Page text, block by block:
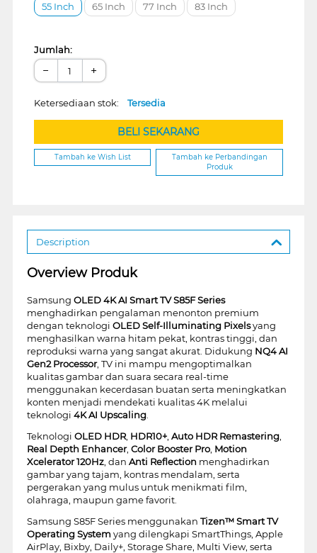
55 Inch
65 Inch 77 Inch 83 Inch
Jumlah:
− +
Ketersediaan stok: Tersedia
BELI SEKARANG
Tambah ke Wish List
Tambah ke Perbandingan
Produk
Description
Overview Produk
Samsung OLED 4K AI Smart TV S85F Series
menghadirkan pengalaman menonton premium
dengan teknologi OLED Self-Illuminating Pixelsyang
menghasilkan warna hitam pekat, kontras tinggi, dan
reproduksi warna yang sangat akurat. Didukung NQ4 AI
Gen2 Processor, TV ini mampu mengoptimalkan
kualitas gambar dan suara secara real-time
menggunakan kecerdasan buatan serta meningkatkan
konten menjadi mendekati kualitas 4K melalui
teknologi 4K AI Upscaling.
Teknologi OLED HDR, HDR10+, Auto HDR Remastering,
Real Depth Enhancer, Color Booster Pro, Motion
Xcelerator 120Hz, dan Anti Reflectionmenghadirkan
gambar yang tajam, kontras mendalam, serta
pergerakan yang mulus untuk menikmati film,
olahraga, maupun game favorit.
Samsung S85F Series menggunakan Tizen™ Smart TV
Operating Systemyang dilengkapi SmartThings, Apple
AirPlay, Bixby, Daily+, Storage Share, Multi View, serta